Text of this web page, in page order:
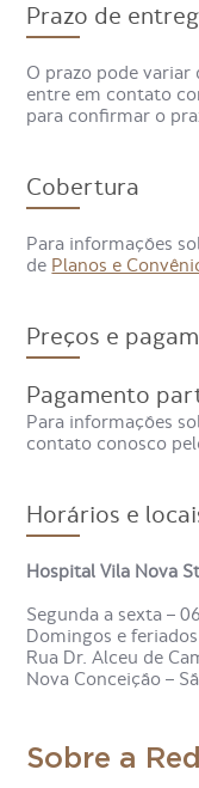
O resultado do
confirmar o
exame.
Para que
O VDRL serve para
Triagem da sífilis
Avaliação
Investigação de
Rastreio da
cirurgias.
Essas indicações
e a acompanhar sua
Prazo de
O prazo pode variar
entre em contato
para confirmar o
Cobertura
Para informações
de Planos e
Preços e
Pagamento
Para informações
contato conosco
Horários e
Hospital Vila Nova
Segunda a sexta –
Domingos e
Rua Dr. Alceu de
Nova Conceição –
Sobre a